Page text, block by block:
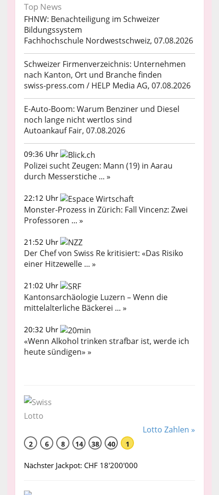
Top News
FHNW: Benachteiligung im Schweizer
Bildungssystem
Fachhochschule Nordwestschweiz, 07.08.2026
Schweizer Firmenverzeichnis: Unternehmen
nach Kanton, Ort und Branche finden
swiss-press.com / HELP Media AG, 07.08.2026
E-Auto-Boom: Warum Benziner und Diesel
noch lange nicht wertlos sind
Autoankauf Fair, 07.08.2026
09:36 Uhr
Polizei sucht Zeugen: Mann (19) in Aarau
durch Messerstiche ... »
22:12 Uhr
Monster-Prozess in Zürich: Fall Vincenz: Zwei
Professoren ... »
21:52 Uhr
Der Chef von Swiss Re kritisiert: «Das Risiko
einer Hitzewelle ... »
21:02 Uhr
Kantonsarchäologie Luzern – Wenn die
mittelalterliche Bäckerei ... »
20:32 Uhr
«Wenn Alkohol trinken strafbar ist, werde ich
heute sündigen» »
Lotto Zahlen »
2 6 8 14 38 40 1
Nächster Jackpot: CHF 18'200'000